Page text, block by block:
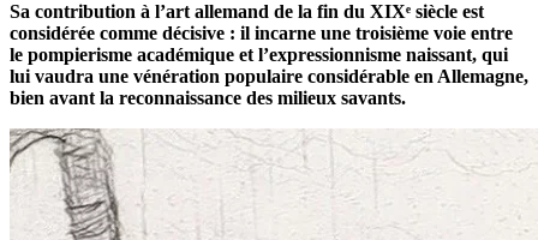
Sa contribution à l’art allemand de la fin du XIXᵉ siècle est
considérée comme décisive : il incarne une troisième voie entre
le pompierisme académique et l’expressionnisme naissant, qui
lui vaudra une vénération populaire considérable en Allemagne,
bien avant la reconnaissance des milieux savants.